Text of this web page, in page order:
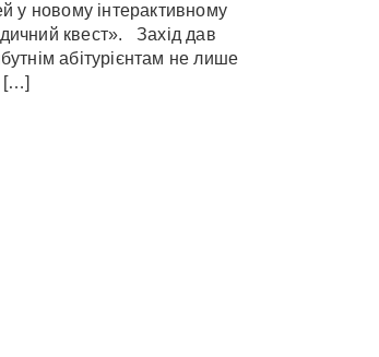
у новому інтерактивному
квест». Захід дав
абітурієнтам не лише
[…]